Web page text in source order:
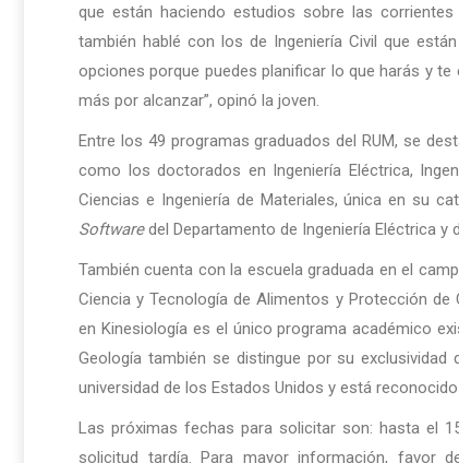
que están haciendo estudios sobre las
también hablé con los de Ingeniería Civil que
opciones porque puedes planificar lo que harás y
más por alcanzar”, opinó la joven.
Entre los 49 programas graduados del RUM, se
como los doctorados en Ingeniería Eléctrica,
Ciencias e Ingeniería de Materiales, única en su
Softwaredel Departamento de Ingeniería Eléctrica y
También cuenta con la escuela graduada en el
Ciencia y Tecnología de Alimentos y Protección
en Kinesiología es el único programa académico
Geología también se distingue por su
universidad de los Estados Unidos y está
Las próximas fechas para solicitar son: hasta el
solicitud tardía. Para mayor información, favor